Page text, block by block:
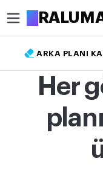
A
Resim kırpma
Resmi daire
Resim
ARKA PLANI
Her